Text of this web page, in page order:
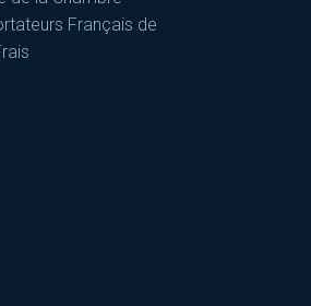
Français de